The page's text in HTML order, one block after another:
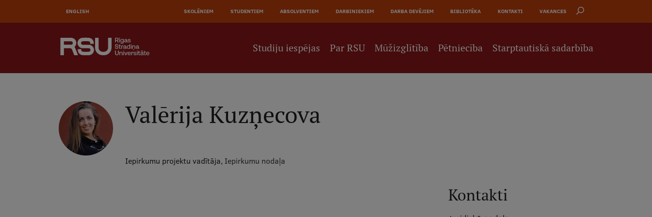
ENGLISH AUGŠĒJĀ
IZVĒLNE
SKOLĒNIEM STUDENTIEM ABSOLVENTIEM DARBINIEKIEM DARBA DEVĒJIEM BIBLIOTĒKA KONTAKTI VAKANCES
Studiju iespējas Par RSU Mūžizglītība Pētniecība Starptautiskā sadarbība
Valērija Kuzņecova
Iepirkumu projektu vadītāja, Iepirkumu nodaļa
Kontakti